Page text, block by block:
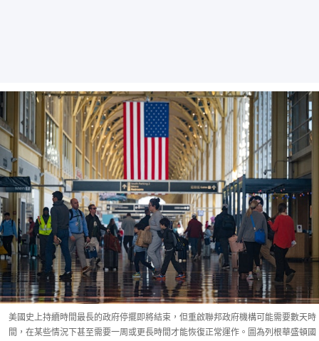
美國史上持續時間最長的政府停擺即將結束，但重啟聯邦政府機構可能需要數天時
間，在某些情況下甚至需要一周或更長時間才能恢復正常運作。圖為列根華盛頓國